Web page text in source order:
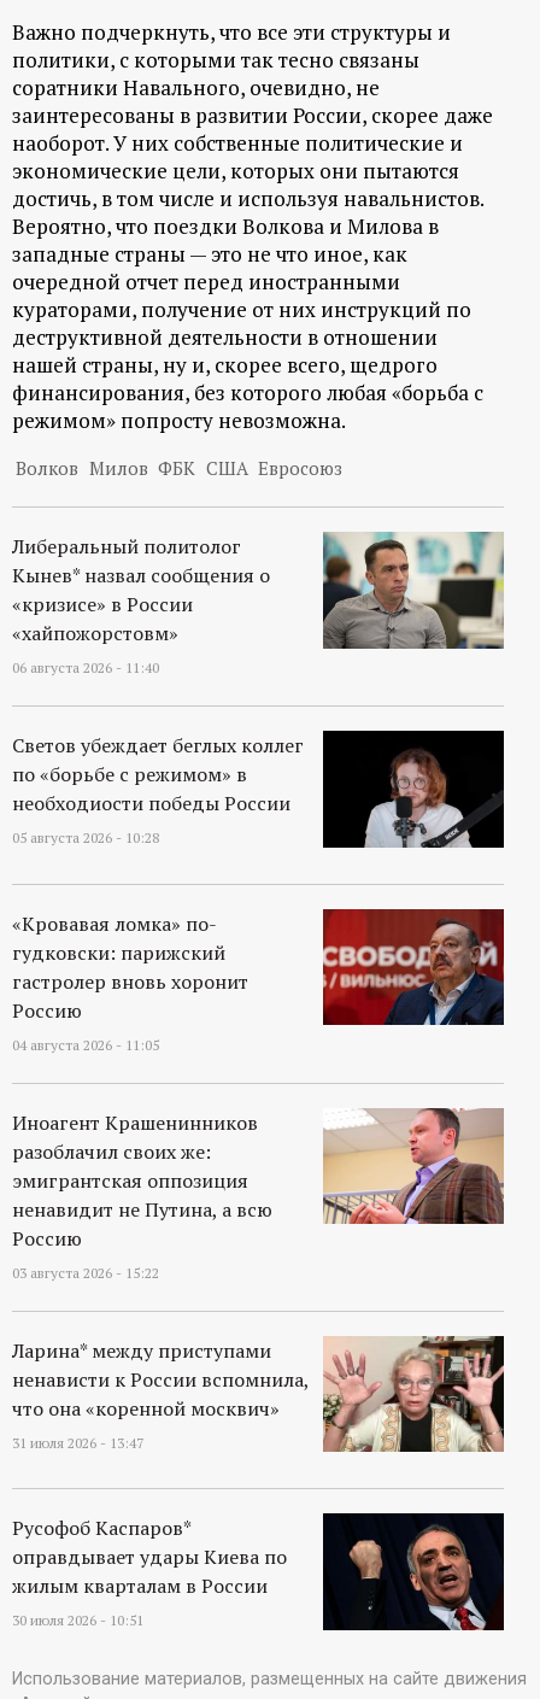
Важно подчеркнуть, что все эти структуры и
политики, с которыми так тесно связаны
соратники Навального, очевидно, не
заинтересованы в развитии России, скорее даже
наоборот. У них собственные политические и
экономические цели, которых они пытаются
достичь, в том числе и используя навальнистов.
Вероятно, что поездки Волкова и Милова в
западные страны — это не что иное, как
очередной отчет перед иностранными
кураторами, получение от них инструкций по
деструктивной деятельности в отношении
нашей страны, ну и, скорее всего, щедрого
финансирования, без которого любая «борьба с
режимом» попросту невозможна.
Волков Милов ФБК США Евросоюз
Либеральный политолог
Кынев* назвал сообщения о
«кризисе» в России
«хайпожорстовм»
06 августа 2026 - 11:40
Светов убеждает беглых коллег
по «борьбе с режимом» в
необходиости победы России
05 августа 2026 - 10:28
«Кровавая ломка» по-
гудковски: парижский
гастролер вновь хоронит
Россию
04 августа 2026 - 11:05
Иноагент Крашенинников
разоблачил своих же:
эмигрантская оппозиция
ненавидит не Путина, а всю
Россию
03 августа 2026 - 15:22
Ларина* между приступами
ненависти к России вспомнила,
что она «коренной москвич»
31 июля 2026 - 13:47
Русофоб Каспаров*
оправдывает удары Киева по
жилым кварталам в России
30 июля 2026 - 10:51
Использование материалов, размещенных на сайте движения